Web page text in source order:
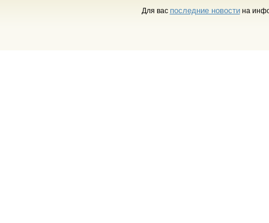
Для вас последние новостина